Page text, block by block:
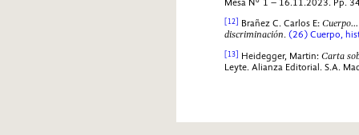
Mesa N° 1 – 16.11.2023. Pp.
[12] Brañez C. Carlos E:
discriminación. (26) Cuerpo,
[13] Heidegger, Martin: Carta
Leyte. Alianza Editorial. S.A.